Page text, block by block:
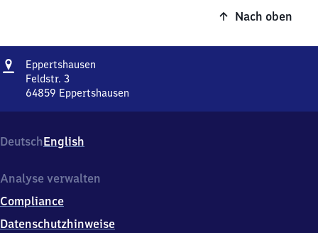
Nach oben
Adresse
Eppertshausen
Feldstr. 3
64859 Eppertshausen
3,
6
8
9
Eppertshausen
DeutschEnglish
Analyse verwalten
Compliance
Datenschutzhinweise